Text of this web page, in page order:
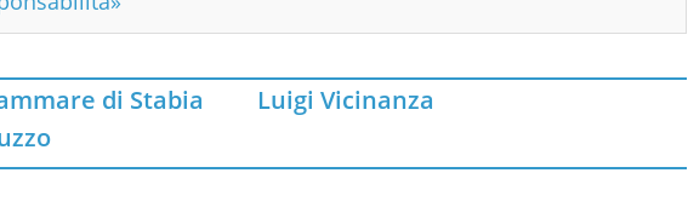
di Stabia
Luigi Vicinanza